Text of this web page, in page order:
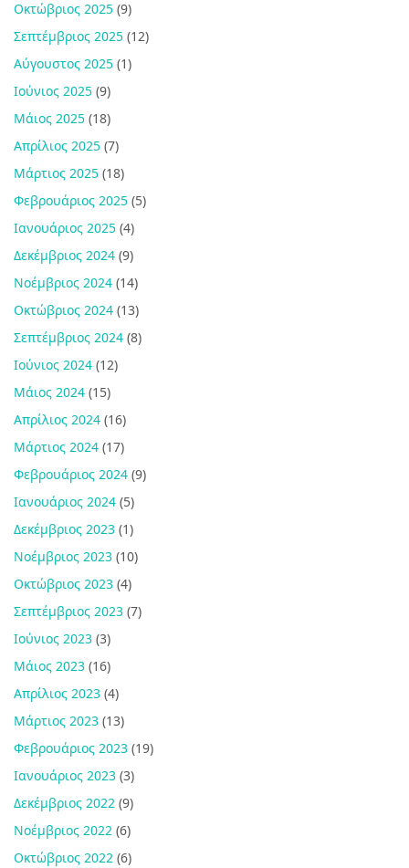
Οκτώβριος 2025 (9)
Σεπτέμβριος 2025 (12)
Αύγουστος 2025 (1)
Ιούνιος 2025 (9)
Μάιος 2025 (18)
Απρίλιος 2025 (7)
Μάρτιος 2025 (18)
Φεβρουάριος 2025 (5)
Ιανουάριος 2025 (4)
Δεκέμβριος 2024 (9)
Νοέμβριος 2024 (14)
Οκτώβριος 2024 (13)
Σεπτέμβριος 2024 (8)
Ιούνιος 2024 (12)
Μάιος 2024 (15)
Απρίλιος 2024 (16)
Μάρτιος 2024 (17)
Φεβρουάριος 2024 (9)
Ιανουάριος 2024 (5)
Δεκέμβριος 2023 (1)
Νοέμβριος 2023 (10)
Οκτώβριος 2023 (4)
Σεπτέμβριος 2023 (7)
Ιούνιος 2023 (3)
Μάιος 2023 (16)
Απρίλιος 2023 (4)
Μάρτιος 2023 (13)
Φεβρουάριος 2023 (19)
Ιανουάριος 2023 (3)
Δεκέμβριος 2022 (9)
Νοέμβριος 2022 (6)
Οκτώβριος 2022 (6)